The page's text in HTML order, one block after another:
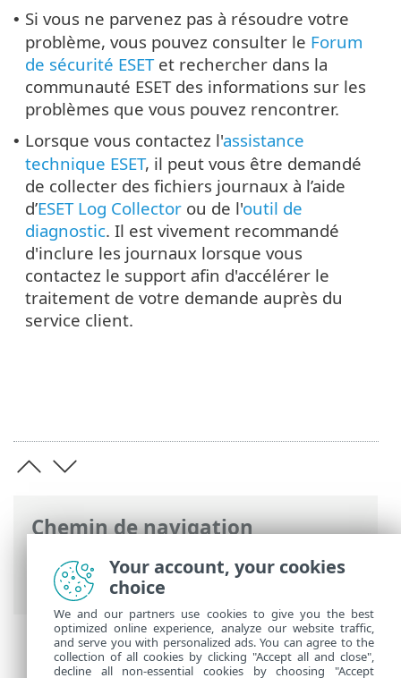
Chemin de navigation
Aide en ligne ESET>ESET PROTECT On-
Prem>Dépannage
• Si vous ne parvenez pas à résoudre votre
problème, vous pouvez consulter le Forum
de sécurité ESETet rechercher dans la
communauté ESET des informations sur les
problèmes que vous pouvez rencontrer.
• Lorsque vous contactez l'assistance
technique ESET, il peut vous être demandé
de collecter des fichiers journaux à l’aide
d’ESET Log Collector ou de l'outil de
diagnostic. Il est vivement recommandé
d'inclure les journaux lorsque vous
contactez le support afin d'accélérer le
traitement de votre demande auprès du
service client.
Your account, your cookies
choice
We and our partners use cookies to give you the best
optimized online experience, analyze our website traffic,
and serve you with personalized ads. You can agree to the
collection of all cookies by clicking "Accept all and close",
decline all non-essential cookies by choosing "Accept